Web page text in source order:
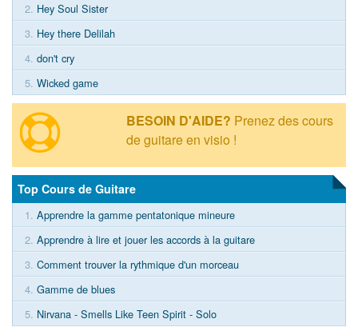
2. Hey Soul Sister
3. Hey there Delilah
4. don't cry
5. Wicked game
BESOIN D'AIDE? Prenez des cours
de guitare en visio !
Top Cours de Guitare
1. Apprendre la gamme pentatonique mineure
2. Apprendre à lire et jouer les accords à la guitare
3. Comment trouver la rythmique d'un morceau
4. Gamme de blues
5. Nirvana - Smells Like Teen Spirit - Solo